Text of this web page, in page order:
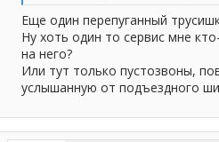
Еще один перепуганный
Ну хоть один то сервис мне
на него?
Или тут только пустозвоны,
услышанную от подъездного